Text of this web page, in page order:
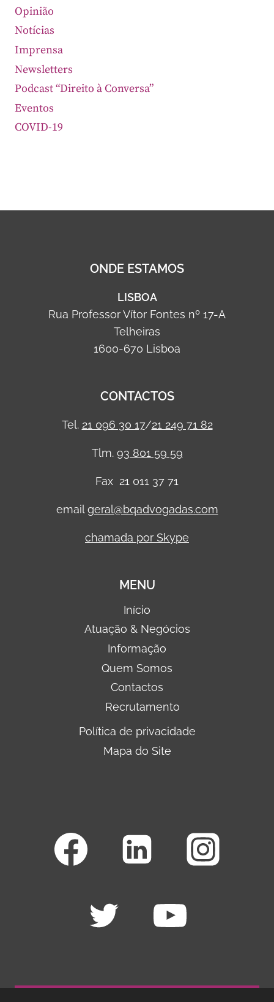
Opinião
Notícias
Imprensa
Newsletters
Podcast “Direito à Conversa”
Eventos
COVID-19
ONDE ESTAMOS
LISBOA
Rua Professor Vítor Fontes nº 17-A
Telheiras
1600-670 Lisboa
CONTACTOS
Tel. 21 096 30 17/21 249 71 82
Tlm. 93 801 59 59
Fax 21 011 37 71
emailgeral@bqadvogadas.com
chamada por Skype
MENU
Início
Atuação & Negócios
Informação
Quem Somos
Contactos
Recrutamento
Política de privacidade
Mapa do Site